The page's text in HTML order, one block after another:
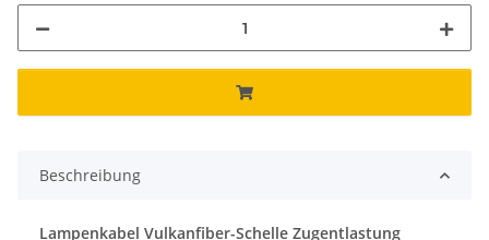
Beschreibung
Lampenkabel Vulkanfiber-Schelle Zugentlastung